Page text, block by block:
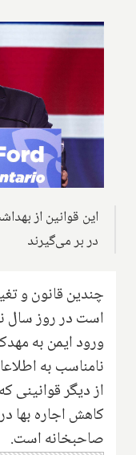
این قوانین از
در بر می‌گیرند
چندین قانون و
است در روز سال
ورود ایمن به
نامناسب به
از دیگر قوانینی
کاهش اجاره
صاحبخانه است.